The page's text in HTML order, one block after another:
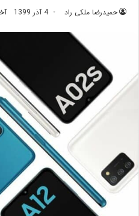
حمیدرضا ملکی راد 4 آذر 1399